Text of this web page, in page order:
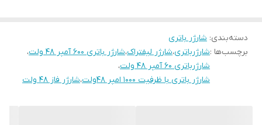
دسته‌بندی: شارژر باتری
برچسب‌ها :شارژرباتری،شارژر لیفتراک،شارژر باتری ۶۰۰ آمپر ۴۸ ولت
،
شارژرباتری ۶۰ آمپر ۴۸ ولت
،
شارژر باتری با ظرفیت ۱۰۰۰ امپر ۴۸ولت
،شارژر فاز ۴۸ ولت